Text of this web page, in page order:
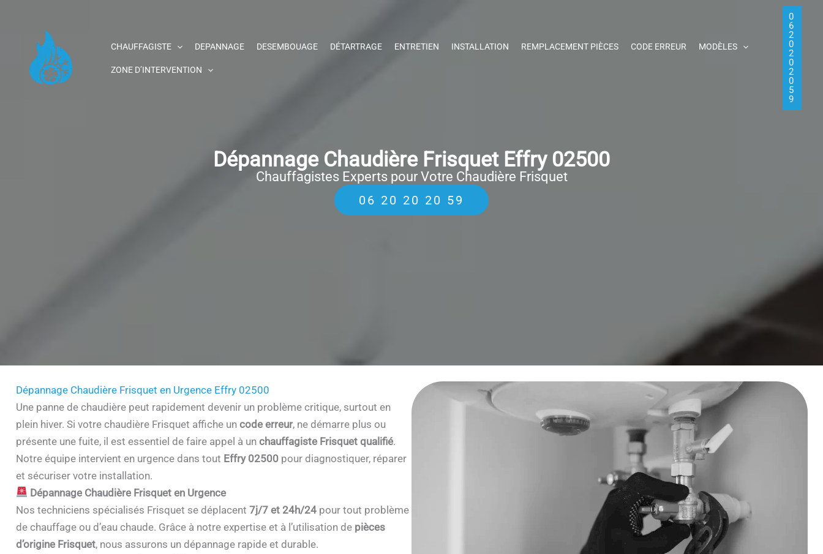
contenu
CHAUFFAGISTE DEPANNAGE DESEMBOUAGE DÉTARTRAGE ENTRETIEN INSTALLATION REMPLACEMENT PIÈCES CODE ERREUR MODÈLES
ZONE D’INTERVENTION
0
6
2
0
2
0
2
0
5
9
Dépannage Chaudière Frisquet Effry 02500
Chauffagistes Experts pour Votre Chaudière Frisquet
06 20 20 20 59
Dépannage Chaudière Frisquet en Urgence Effry 02500
Une panne de chaudière peut rapidement devenir un problème critique, surtout en
plein hiver. Si votre chaudière Frisquet affiche un code erreur, ne démarre plus ou
présente une fuite, il est essentiel de faire appel à un chauffagiste Frisquet qualifié.
Notre équipe intervient en urgence dans tout Effry 02500 pour diagnostiquer, réparer
et sécuriser votre installation.
Dépannage Chaudière Frisquet en Urgence
Nos techniciens spécialisés Frisquet se déplacent 7j/7 et 24h/24pour tout problème
de chauffage ou d’eau chaude. Grâce à notre expertise et à l’utilisation de pièces
d’origine Frisquet, nous assurons un dépannage rapide et durable.